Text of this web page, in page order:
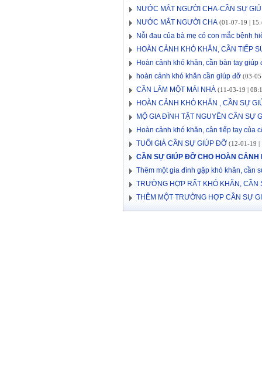
NƯỚC MẮT NGƯỜI CHA-CẦN SỰ
NƯỚC MẮT NGƯỜI CHA (01-07-19 |
Nỗi đau của bà mẹ có con mắc bệnh
HOÀN CẢNH KHÓ KHĂN, CẦN TIẾP
Hoàn cảnh khó khăn, cần bàn tay giúp
hoàn cảnh khó khăn cần giúp đỡ (03-
CẦN LẮM MỘT MÁI NHÀ (11-03-19 |
HOÀN CẢNH KHÓ KHĂN , CẦN SỰ
MỘ GIA ĐÌNH TẬT NGUYỀN CẦN SỰ
Hoàn cảnh khó khăn, cân tiếp tay của
TUỔI GIÀ CẦN SỰ GIÚP ĐỠ (12-01-19 |
CẦN SỰ GIÚP ĐỠ CHO HOÀN CẢNH
Thêm một gia đình gặp khó khăn, cần
TRƯỜNG HỢP RẤT KHÓ KHĂN,
THÊM MỘT TRƯỜNG HỢP CẦN SỰ